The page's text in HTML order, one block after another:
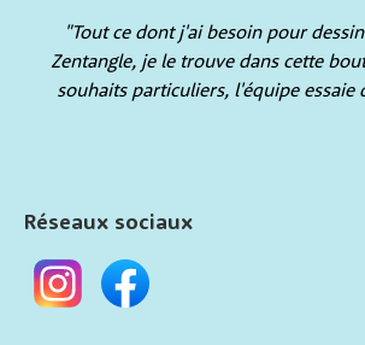
"Tout ce dont j'ai besoin pour
Zentangle, je le trouve dans cette
souhaits particuliers, l'équipe essaie
Réseaux sociaux